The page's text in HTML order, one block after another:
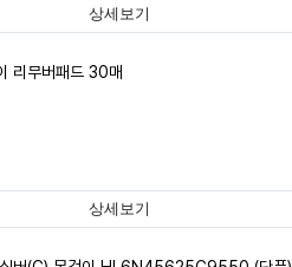
상세보기
리무버패드 30매
상세보기